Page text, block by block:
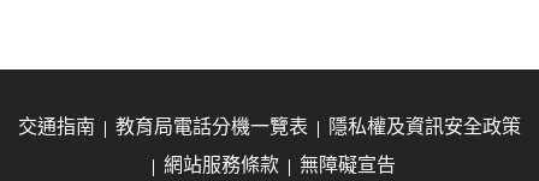
交通指南 教育局電話分機一覽表
隱私權及資訊安全政策
網站服務條款
無障礙宣告